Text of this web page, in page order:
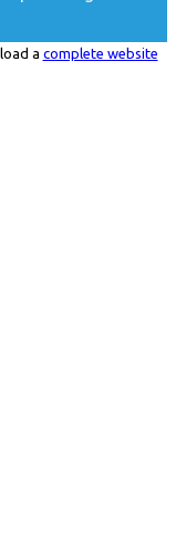
a complete website